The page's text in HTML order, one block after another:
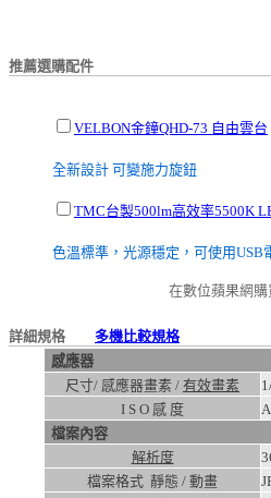
推薦選購配件
VELBON金鐘QHD-73 自由雲台
全新設計 可變施力旋鈕
TMC台製500lm高效率5500K
色溫標準，光源穩定，可使用USB
在數位蘋果網
詳細規格
多機比較規格
感應器
尺寸/ 感應器畫素 / 有效畫素
I S O 感 度
檔案內容
解析度
檔案格式 靜態 / 動畫